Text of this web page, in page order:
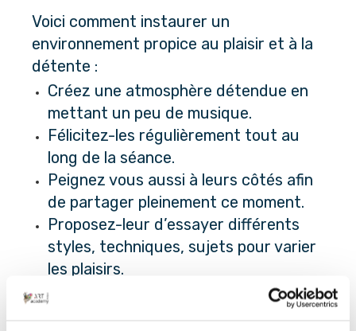
Voici comment instaurer un
environnement propice au plaisir et à la
détente :
Créez une atmosphère détendue en
mettant un peu de musique.
Félicitez-les régulièrement tout au
long de la séance.
Peignez vous aussi à leurs côtés afin
de partager pleinement ce moment.
Proposez-leur d’essayer différents
styles, techniques, sujets pour varier
les plaisirs.
Laissez-les déborder, s’en mettre
plein les doigts, car les enfants ont